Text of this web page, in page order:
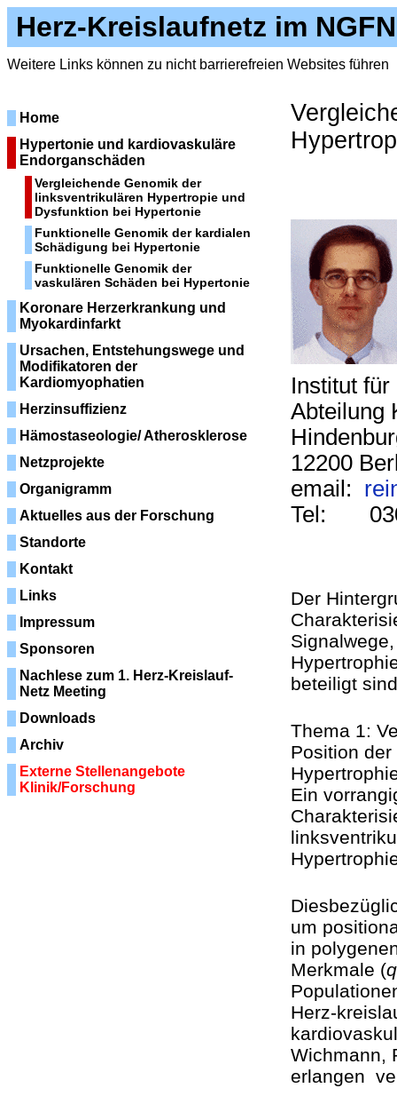
Herz-Kreislaufnetz im NGFN
Weitere Links können zu nicht barrierefreien Websites führen
Home
Hypertonie und kardiovaskuläre
Endorganschäden
Vergleichende Genomik der
linksventrikulären Hypertropie und
Dysfunktion bei Hypertonie
Funktionelle Genomik der kardialen
Schädigung bei Hypertonie
Funktionelle Genomik der
vaskulären Schäden bei Hypertonie
Koronare Herzerkrankung und
Myokardinfarkt
Ursachen, Entstehungswege und
Modifikatoren der
Kardiomyophatien
Herzinsuffizienz
Hämostaseologie/ Atherosklerose
Netzprojekte
Organigramm
Aktuelles aus der Forschung
Standorte
Kontakt
Links
Impressum
Sponsoren
Nachlese zum 1. Herz-Kreislauf-
Netz Meeting
Downloads
Archiv
Externe Stellenangebote
Klinik/Forschung
Institut
Abteilung
12200
email:
Tel:
Der
beteiligt
Thema 1:
Position
Ein
um
in
Merkmale (
Herz-
Wichmann,
erlangen